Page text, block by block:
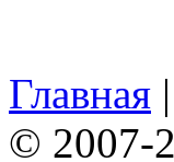
Главная |
© 2007-